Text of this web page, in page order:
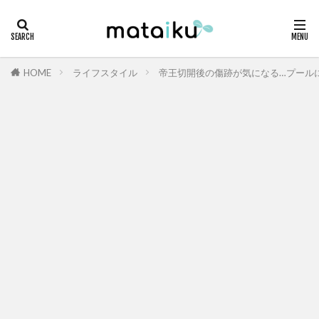
HOME ライフスタイル 帝王切開後の傷跡が気になる…プール